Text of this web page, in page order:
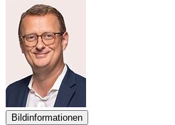
Bildinformationen